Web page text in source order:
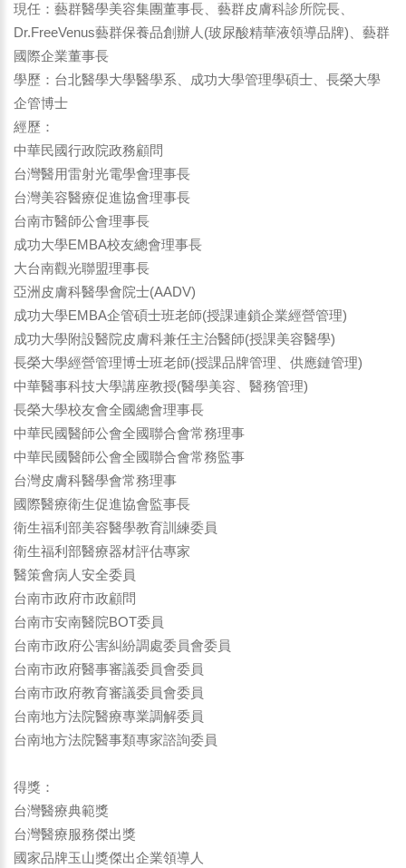
現任：藝群醫學美容集團董事長、藝群皮膚科診所院長、
Dr.FreeVenus藝群保養品創辦人(玻尿酸精華液領導品牌)、藝群
國際企業董事長
學歷：台北醫學大學醫學系、成功大學管理學碩士、長榮大學
企管博士
經歷：
中華民國行政院政務顧問
台灣醫用雷射光電學會理事長
台灣美容醫療促進協會理事長
台南市醫師公會理事長
成功大學EMBA校友總會理事長
大台南觀光聯盟理事長
亞洲皮膚科醫學會院士(AADV)
成功大學EMBA企管碩士班老師(授課連鎖企業經營管理)
成功大學附設醫院皮膚科兼任主治醫師(授課美容醫學)
長榮大學經營管理博士班老師(授課品牌管理、供應鏈管理)
中華醫事科技大學講座教授(醫學美容、醫務管理)
長榮大學校友會全國總會理事長
中華民國醫師公會全國聯合會常務理事
中華民國醫師公會全國聯合會常務監事
台灣皮膚科醫學會常務理事
國際醫療衛生促進協會監事長
衛生福利部美容醫學教育訓練委員
衛生福利部醫療器材評估專家
醫策會病人安全委員
台南市政府市政顧問
台南市安南醫院BOT委員
台南市政府公害糾紛調處委員會委員
台南市政府醫事審議委員會委員
台南市政府教育審議委員會委員
台南地方法院醫療專業調解委員
台南地方法院醫事類專家諮詢委員
得獎：
台灣醫療典範獎
台灣醫療服務傑出獎
國家品牌玉山獎傑出企業領導人